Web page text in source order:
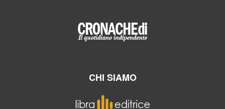
CHI SIAMO